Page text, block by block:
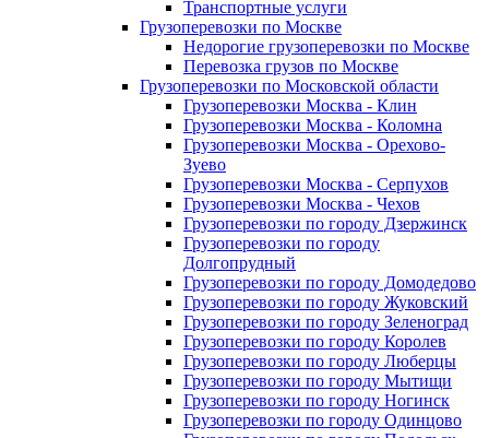
Транспортные услуги
Грузоперевозки по Москве
Недорогие грузоперевозки по Москве
Перевозка грузов по Москве
Грузоперевозки по Московской области
Грузоперевозки Москва - Клин
Грузоперевозки Москва - Коломна
Грузоперевозки Москва - Орехово-
Зуево
Грузоперевозки Москва - Серпухов
Грузоперевозки Москва - Чехов
Грузоперевозки по городу Дзержинск
Грузоперевозки по городу
Долгопрудный
Грузоперевозки по городу Домодедово
Грузоперевозки по городу Жуковский
Грузоперевозки по городу Зеленоград
Грузоперевозки по городу Королев
Грузоперевозки по городу Люберцы
Грузоперевозки по городу Мытищи
Грузоперевозки по городу Ногинск
Грузоперевозки по городу Одинцово